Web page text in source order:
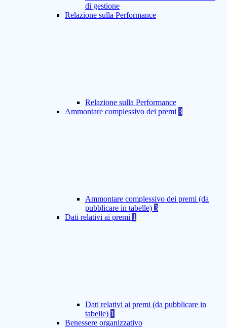
di gestione
Relazione sulla Performance
Relazione sulla Performance
Ammontare complessivo dei premi 3
Ammontare complessivo dei premi (da
pubblicare in tabelle) 3
Dati relativi ai premi 1
Dati relativi ai premi (da pubblicare in
tabelle) 1
Benessere organizzativo